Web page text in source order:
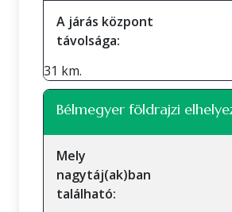
A járás központ
távolsága:
31 km.
Bélmegyer földrajzi
Mely
nagytáj(ak)ban
található: